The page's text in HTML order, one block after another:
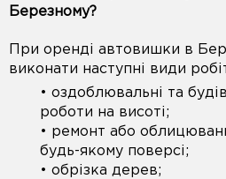
Березному?
При оренді автовишки в
виконати наступні види
• оздоблювальні та
роботи на висоті;
• ремонт або
будь-якому поверсі;
• обрізка дерев;